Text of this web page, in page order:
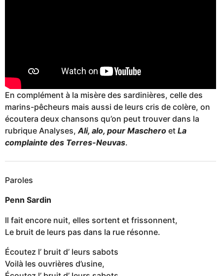
En complément à la misère des sardinières, celle des
marins-pêcheurs mais aussi de leurs cris de colère, on
écoutera deux chansons qu’on peut trouver dans la
rubrique Analyses,Ali, alo, pour Maschero et La
complainte des Terres-Neuvas.
Paroles
Penn Sardin
Il fait encore nuit, elles sortent et frissonnent,
Le bruit de leurs pas dans la rue résonne.
Écoutez l’ bruit d’ leurs sabots
Voilà les ouvrières d’usine,